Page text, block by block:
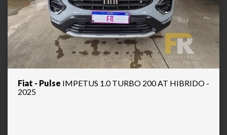
Fiat - Pulse IMPETUS 1.0 TURBO 200 AT HIBRIDO -
2025